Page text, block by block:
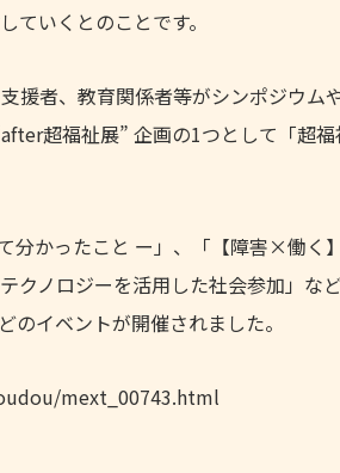
いくとのことです。
援者、教育関係者等がシンポジウム
超福祉展” 企画の1つとして「超
分かったこと ー」、「【障害×働く
クノロジーを活用した社会参加」な
イベントが開催されました。
mext_00743.html